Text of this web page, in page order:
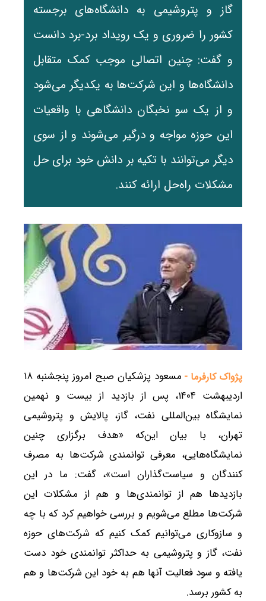
گاز و پتروشیمی به دانشگاه‌های برجسته
کشور را ضروری و یک رویداد برد-برد دانست
و گفت: چنین اتصالی موجب کمک متقابل
دانشگاه‌ها و این شرکت‌ها به یکدیگر می‌شود
و از یک سو نخبگان دانشگاهی با واقعیات
این حوزه مواجه و درگیر می‌شوند و از سوی
دیگر می‌توانند با تکیه بر دانش خود برای حل
مشکلات راه‌حل ارائه کنند.
پژواک کارفرما -
مسعود پزشکیان صبح امروز پنجشنبه ۱۸
اردیبهشت ۱۴۰۴، پس از بازدید از بیست و نهمین
نمایشگاه بین‌المللی نفت، گاز، پالایش و پتروشیمی
تهران، با بیان این‌که «هدف برگزاری چنین
نمایشگاه‌هایی، معرفی توانمندی شرکت‌ها به مصرف
کنندگان و سیاست‌گذاران است»، گفت: ما در این
بازدیدها هم از توانمندی‌ها و هم از مشکلات این
شرکت‌ها مطلع می‌شویم و بررسی خواهیم کرد که با چه
و سازوکاری می‌توانیم کمک کنیم که شرکت‌های حوزه
نفت، گاز و پتروشیمی به حداکثر توانمندی خود دست
یافته و سود فعالیت آنها هم به خود این شرکت‌ها و هم
به کشور برسد.